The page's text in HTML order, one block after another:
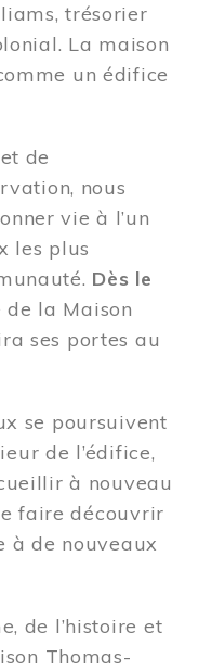
trésorier
La maison
un édifice
de
nous
vie à l’un
les plus
Dès le
de la Maison
ses portes au
se poursuivent
de l’édifice,
à nouveau
faire découvrir
à de nouveaux
de l’histoire et
Thomas-